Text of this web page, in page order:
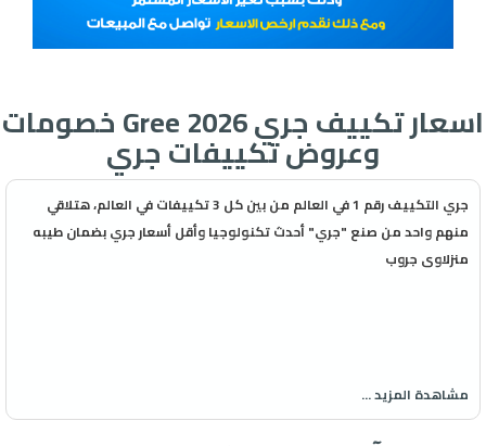
اسعار تكييف جري 2026 Gree خصومات
وعروض تكييفات جري
جري التكييف رقم 1 في العالم من بين كل 3 تكييفات في العالم، هتلاقي
منهم واحد من صنع "جري" أحدث تكنولوجيا وأقل أسعار جري بضمان طيبه
منزلاوى جروب
مشاهدة المزيد ...